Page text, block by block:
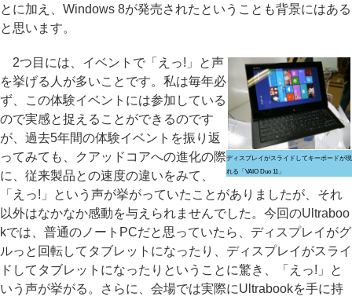
とに加え、Windows 8が発売されたということも背景にはある
と思います。
ディスプレイがスライドしてキーボードが現
れる「VAIO Duo 11」
2つ目には、イベントで「えっ!」と声
を挙げる人が多いことです。私は毎年必
ず、この体験イベントには参加している
ので実感と捉えることができるのです
が、過去5年間の体験イベントを振り返
ってみても、クアッドコアへの進化の際
に、従来製品との速度の違いをみて、
「えっ!」という声が挙がっていたことがありましたが、それ
以外はなかなか感動を与えられませんでした。今回のUltraboo
kでは、普通のノートPCだと思っていたら、ディスプレイがグ
ルっと回転してタブレットになったり、ディスプレイがスライ
ドしてタブレットになったりということに驚き、「えっ!」と
いう声が挙がる。さらに、会場では実際にUltrabookを手に持